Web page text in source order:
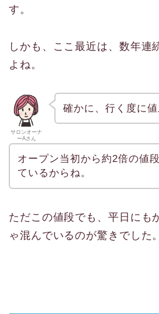
す。
しかも、ここ最近は、数年連
よね。
サロンオーナ
ーAさん
確かに、行く度に値
オープン当初から約2倍の値
ているからね。
ただこの値段でも、平日にも
ゃ混んでいるのが驚きでした。